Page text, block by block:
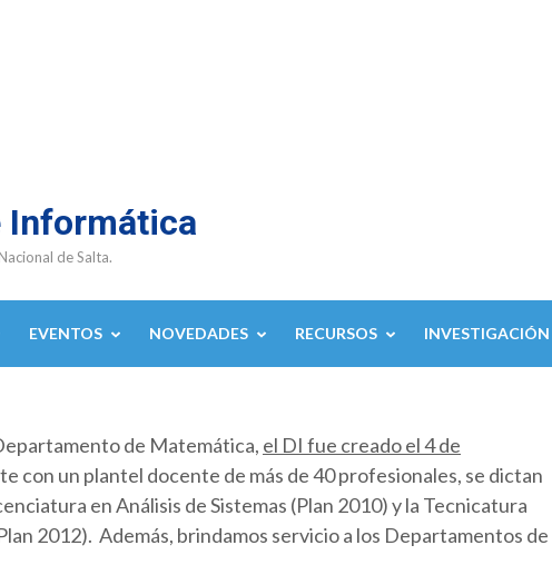
Informática
de Salta.
EVENTOS NOVEDADES RECURSOS INVESTIGACIÓN
de Matemática, el DI fue creado el 4 de
con un plantel docente de más de 40 profesionales, se dictan
en Análisis de Sistemas (Plan 2010) y la Tecnicatura
2012). Además, brindamos servicio a los Departamentos de